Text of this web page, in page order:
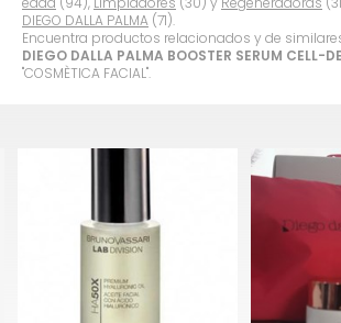
DIEGO DALLA PALMA (71).
Encuentra productos relacionados y de
DIEGO DALLA PALMA BOOSTER SERUM CELL-
"COSMÈTICA FACIAL".